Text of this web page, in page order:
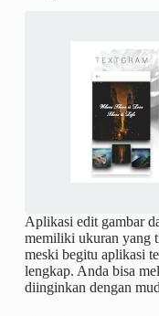
Aplikasi edit gambar
memiliki ukuran yang
meski begitu aplikasi
lengkap. Anda bisa
diinginkan dengan